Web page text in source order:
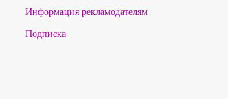
Информация рекламодателям
Подписка